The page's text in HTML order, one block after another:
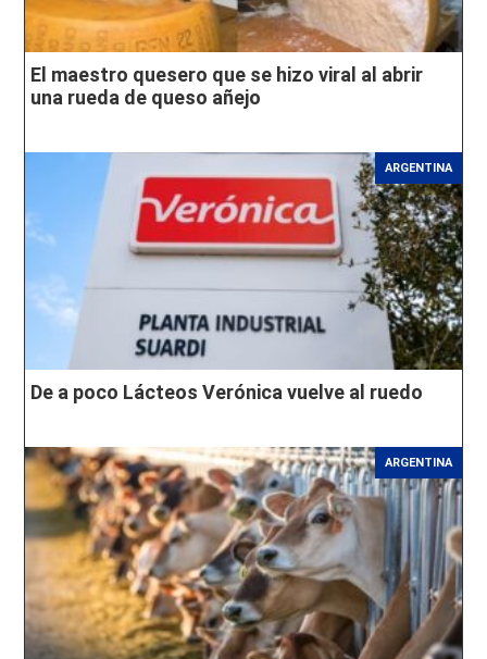
El maestro quesero que se hizo viral al abrir
una rueda de queso añejo
ARGENTINA
De a poco Lácteos Verónica vuelve al ruedo
ARGENTINA